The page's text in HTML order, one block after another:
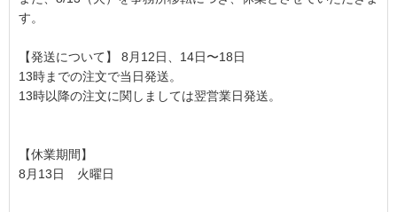
す。
【発送について】 8月12日、14日〜18日
13時までの注文で当日発送。
13時以降の注文に関しましては翌営業日発送。
【休業期間】
8月13日 火曜日